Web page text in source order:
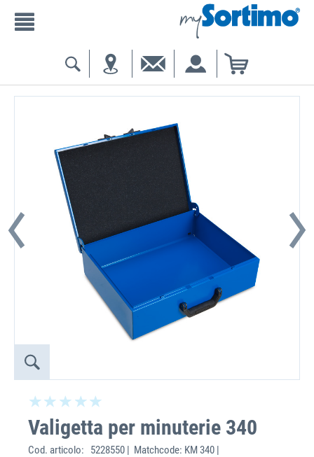
Valigetta per minuterie 340
Cod. articolo:
5228550 | Matchcode: KM 340 |